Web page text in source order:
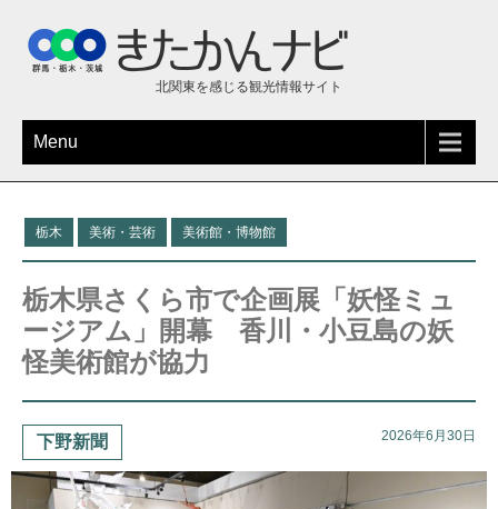
北関東を感じる観光情報サイト
Menu
栃木 美術・芸術 美術館・博物館
栃木県さくら市で企画展「妖怪ミュ
ージアム」開幕 香川・小豆島の妖
怪美術館が協力
下野新聞 2026年6月30日